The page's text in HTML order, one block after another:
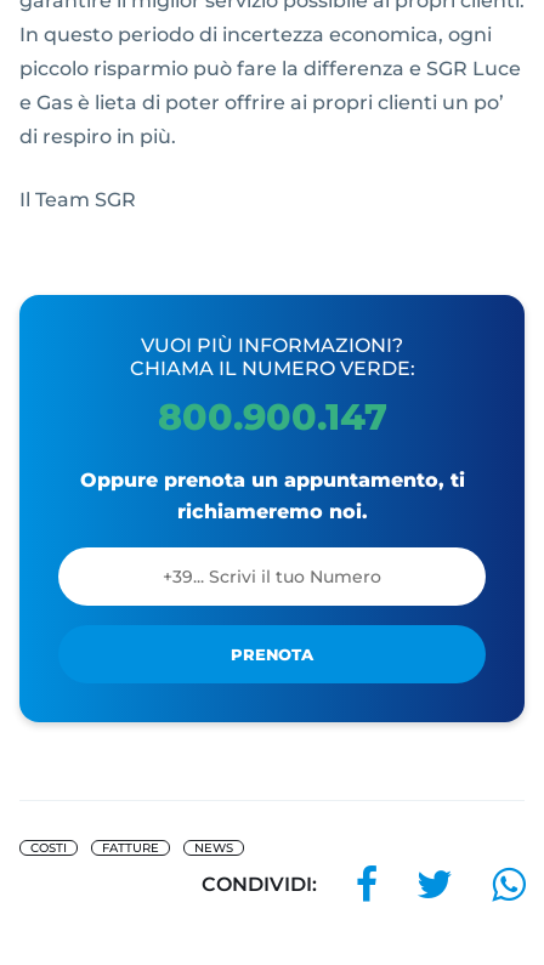
In questo periodo di incertezza economica, ogni
piccolo risparmio può fare la differenza e SGR Luce
e Gas è lieta di poter offrire ai propri clienti un po’
di respiro in più.
Il Team SGR
VUOI PIÙ INFORMAZIONI?
CHIAMA IL NUMERO VERDE:
800.900.147
Oppure prenota un appuntamento, ti
richiameremo noi.
PRENOTA
COSTI FATTURE NEWS
CONDIVIDI: